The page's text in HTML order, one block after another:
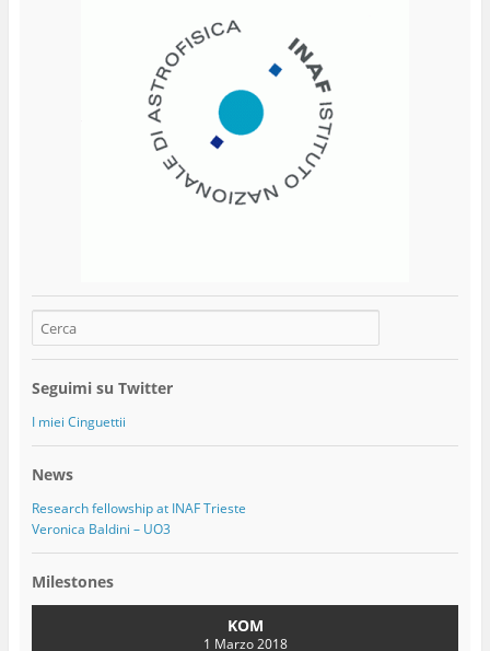
Seguimi su Twitter
I miei Cinguettii
News
Research fellowship at INAF Trieste
Veronica Baldini – UO3
Milestones
KOM
1 Marzo 2018